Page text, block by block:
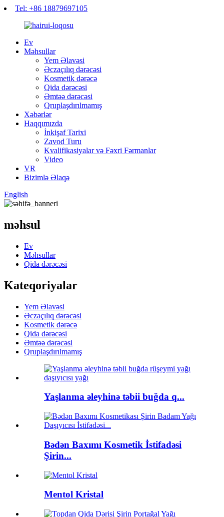
Tel: +86 18879697105
Ev
Məhsullar
Yem Əlavəsi
Əczaçılıq dərəcəsi
Kosmetik dərəcə
Qida dərəcəsi
Əmtəə dərəcəsi
Qruplaşdırılmamış
Xəbərlər
Haqqımızda
İnkişaf Tarixi
Zavod Turu
Kvalifikasiyalar və Fəxri Fərmanlar
Video
VR
Bizimlə Əlaqə
English
məhsul
Ev
Məhsullar
Qida dərəcəsi
Kateqoriyalar
Yem Əlavəsi
Əczaçılıq dərəcəsi
Kosmetik dərəcə
Qida dərəcəsi
Əmtəə dərəcəsi
Qruplaşdırılmamış
Yaşlanma əleyhinə təbii buğda q...
Bədən Baxımı Kosmetik İstifadəsi
Şirin...
Mentol Kristal